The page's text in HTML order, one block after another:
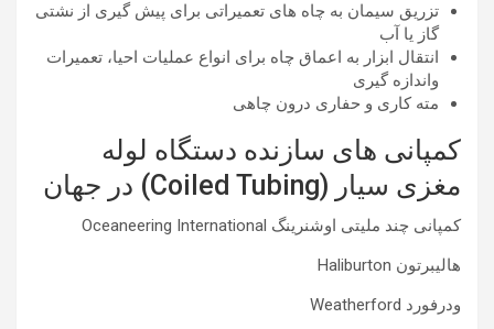
تزریق سیمان به چاه های تعمیراتی برای پیش گیری از نشتی
گاز یا آب
انتقال ابزار به اعماق چاه برای انواع عملیات احیا، تعمیرات
واندازه گیری
مته کاری و حفاری درون چاهی
کمپانی های سازنده دستگاه لوله
مغزی سیار (Coiled Tubing) در جهان
کمپانی چند ملیتی اوشنرینگ Oceaneering International
هالیبرتون Haliburton
ودرفورد Weatherford